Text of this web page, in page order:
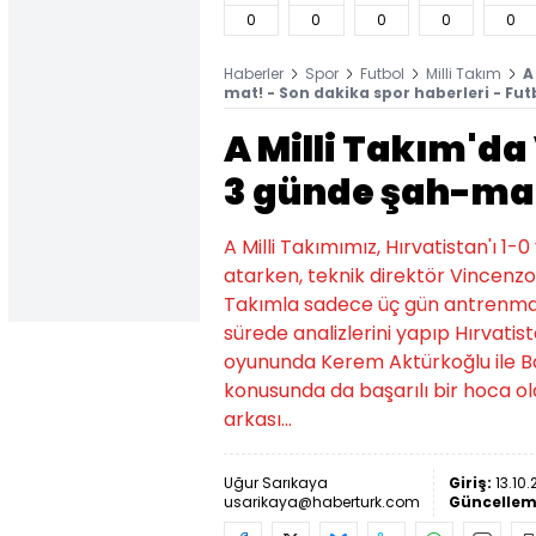
0 0 0 0 0
Haberler Spor Futbol Milli Takım
mat! - Son dakika spor haberleri -
A Milli
3 günde şah-
A Milli Takımımız, Hırvatistan'ı
atarken, teknik direktör Vincenzo
Takımla sadece üç gün
sürede analizlerini yapıp
oyununda Kerem Aktürkoğlu ile
konusunda da başarılı bir hoca
arkası...
Uğur Sarıkaya
usarikaya@haberturk.com
Giriş: